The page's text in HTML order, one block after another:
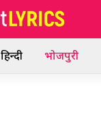
हिन्दी भोजपुरी